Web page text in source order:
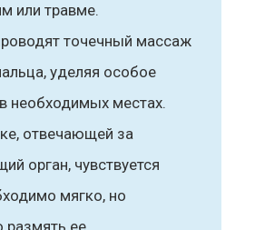
или травме.
точечный массаж
уделяя особое
необходимых местах.
отвечающей за
орган, чувствуется
мягко, но